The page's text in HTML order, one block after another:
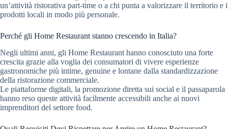
un’attività ristorativa part-time o a chi punta a valorizzare il territorio e i
prodotti locali in modo più personale.
Perché gli Home Restaurant stanno crescendo in Italia?
Negli ultimi anni, gli Home Restaurant hanno conosciuto una forte
crescita grazie alla voglia dei consumatori di vivere esperienze
gastronomiche più intime, genuine e lontane dalla standardizzazione
della ristorazione commerciale.
Le piattaforme digitali, la promozione diretta sui social e il passaparola
hanno reso queste attività facilmente accessibili anche ai nuovi
imprenditori del settore food.